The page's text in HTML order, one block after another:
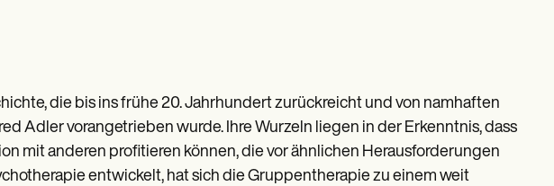
die bis ins frühe 20. Jahrhundert zurückreicht und von namhaften
Adler vorangetrieben wurde. Ihre Wurzeln liegen in der Erkenntnis, dass
mit anderen profitieren können, die vor ähnlichen Herausforderungen
entwickelt, hat sich die Gruppentherapie zu einem weit